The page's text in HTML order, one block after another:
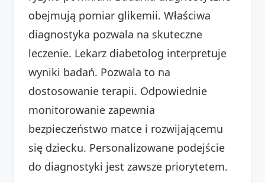
obejmują pomiar glikemii. Właściwa
diagnostyka pozwala na skuteczne
leczenie. Lekarz diabetolog interpretuje
wyniki badań. Pozwala to na
dostosowanie terapii. Odpowiednie
monitorowanie zapewnia
bezpieczeństwo matce i rozwijającemu
się dziecku. Personalizowane podejście
do diagnostyki jest zawsze priorytetem.